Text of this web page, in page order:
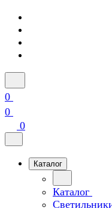
0
0
0
Каталог
Каталог